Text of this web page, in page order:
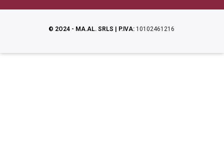
© 2O24 - MA.AL. SRLS | P.IVA: 10102461216